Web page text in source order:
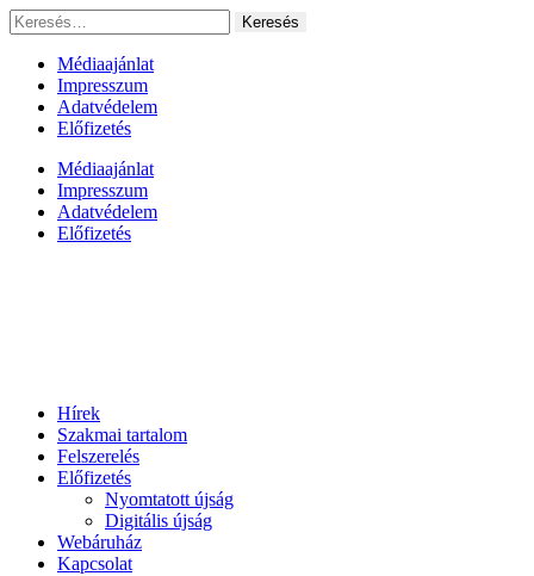
Ugrás
a
tartalomhoz
Keresés:
Médiaajánlat
Impresszum
Adatvédelem
Előfizetés
Médiaajánlat
Impresszum
Adatvédelem
Előfizetés
Hírek
Szakmai tartalom
Felszerelés
Előfizetés
Nyomtatott újság
Digitális újság
Webáruház
Kapcsolat